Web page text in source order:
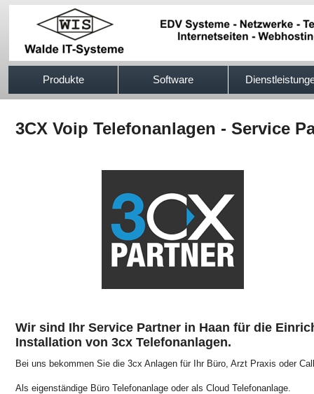
Produkte Software
3CX Voip Telefonanlagen - Service
Wir sind Ihr Service Partner in Haan für die
Installation von 3cx Telefonanlagen.
Bei uns bekommen Sie die 3cx Anlagen für Ihr Büro, Arzt Praxis oder
Als eigenständige Büro Telefonanlage oder als Cloud Telefonanlage.